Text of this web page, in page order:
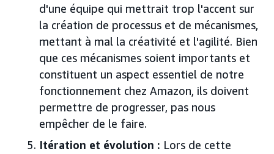
d'une équipe qui mettrait trop l'accent sur
la création de processus et de mécanismes,
mettant à mal la créativité et l'agilité. Bien
que ces mécanismes soient importants et
constituent un aspect essentiel de notre
fonctionnement chez Amazon, ils doivent
permettre de progresser, pas nous
empêcher de le faire.
Itération et évolution : Lors de cette